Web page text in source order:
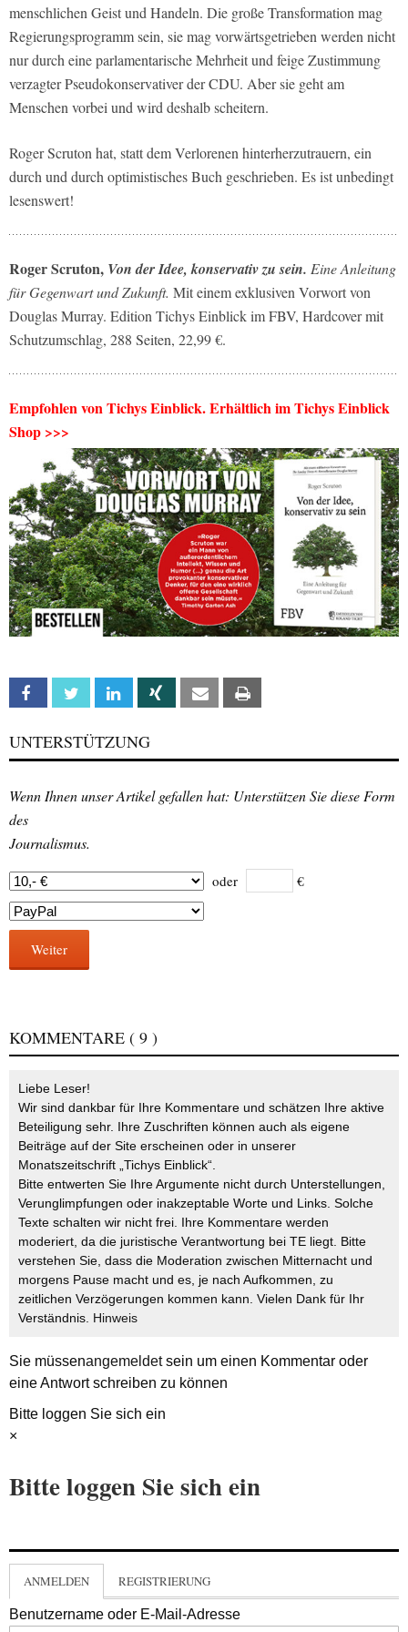
menschlichen Geist und Handeln. Die große Transformation mag
Regierungsprogramm sein, sie mag vorwärtsgetrieben werden nicht
nur durch eine parlamentarische Mehrheit und feige Zustimmung
verzagter Pseudokonservativer der CDU. Aber sie geht am
Menschen vorbei und wird deshalb scheitern.
Roger Scruton hat, statt dem Verlorenen hinterherzutrauern, ein
durch und durch optimistisches Buch geschrieben. Es ist unbedingt
lesenswert!
Roger Scruton, Von der Idee, konservativ zu sein. Eine Anleitung
für Gegenwart und Zukunft. Mit einem exklusiven Vorwort von
Douglas Murray. Edition Tichys Einblick im FBV, Hardcover mit
Schutzumschlag, 288 Seiten, 22,99 €.
Empfohlen von Tichys Einblick. Erhältlich im Tichys Einblick
Shop >>>
Facebook Twitter Linkedin Xing Email
UNTERSTÜTZUNG
Wenn Ihnen unser Artikel gefallen hat: Unterstützen Sie diese Form
des
Journalismus.
oder €
Weiter
KOMMENTARE ( 9 )
Liebe Leser!
Wir sind dankbar für Ihre Kommentare und schätzen Ihre aktive
Beteiligung sehr. Ihre Zuschriften können auch als eigene
Beiträge auf der Site erscheinen oder in unserer
Monatszeitschrift „Tichys Einblick“.
Bitte entwerten Sie Ihre Argumente nicht durch Unterstellungen,
Verunglimpfungen oder inakzeptable Worte und Links. Solche
Texte schalten wir nicht frei. Ihre Kommentare werden
moderiert, da die juristische Verantwortung bei TE liegt. Bitte
verstehen Sie, dass die Moderation zwischen Mitternacht und
morgens Pause macht und es, je nach Aufkommen, zu
zeitlichen Verzögerungen kommen kann. Vielen Dank für Ihr
Verständnis. Hinweis
Sie müssenangemeldetsein um einen Kommentar oder
eine Antwort schreiben zu können
Bitte loggen Sie sich ein
×
Bitte loggen Sie sich ein
ANMELDEN REGISTRIERUNG
Benutzername oder E-Mail-Adresse